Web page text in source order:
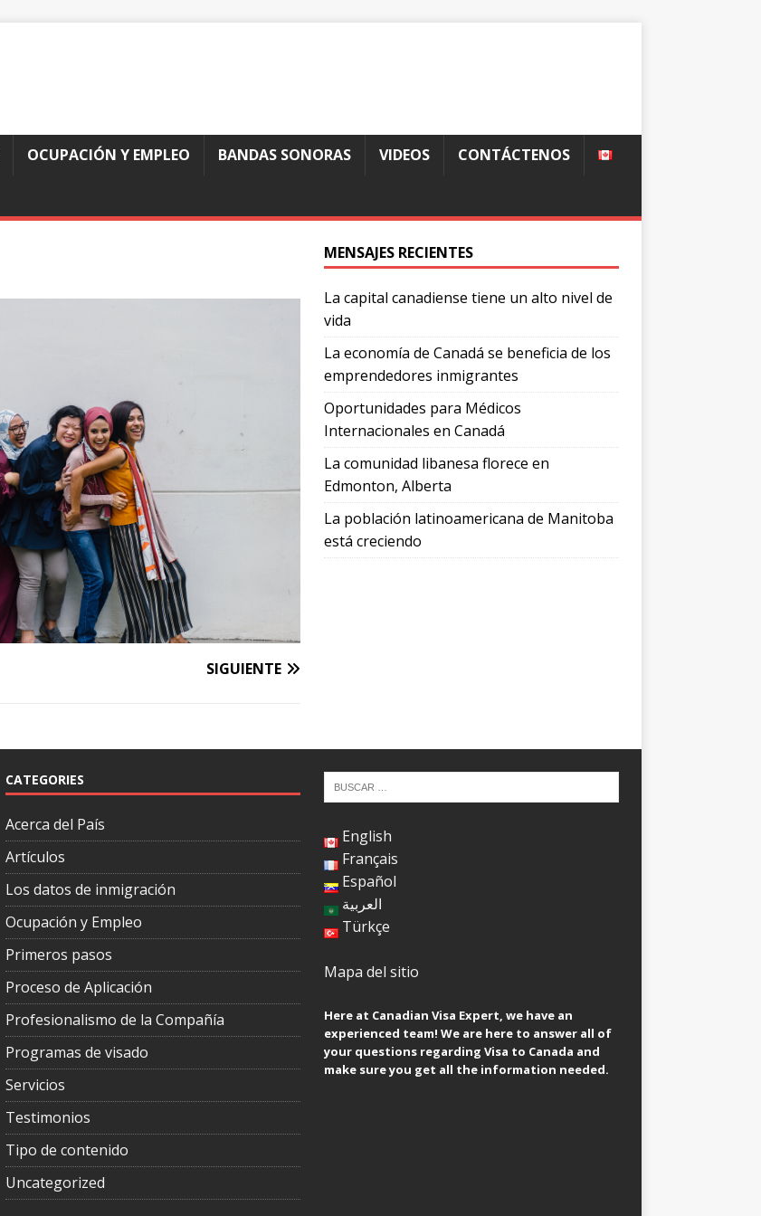
OCUPACIÓN Y EMPLEO BANDAS SONORAS VIDEOS CONTÁCTENOS
SIGUIENTE
MENSAJES RECIENTES
La capital canadiense tiene un alto nivel de
vida
La economía de Canadá se beneficia de los
emprendedores inmigrantes
Oportunidades para Médicos
Internacionales en Canadá
La comunidad libanesa florece en
Edmonton, Alberta
La población latinoamericana de Manitoba
está creciendo
CATEGORIES
Acerca del País
Artículos
Los datos de inmigración
Ocupación y Empleo
Primeros pasos
Proceso de Aplicación
Profesionalismo de la Compañía
Programas de visado
Servicios
Testimonios
Tipo de contenido
Uncategorized
English
Français
Español
العربية
Türkçe
Mapa del sitio
Here at Canadian Visa Expert, we have an
experienced team! We are here to answer all of
your questions regarding Visa to Canada and
make sure you get all the information needed.